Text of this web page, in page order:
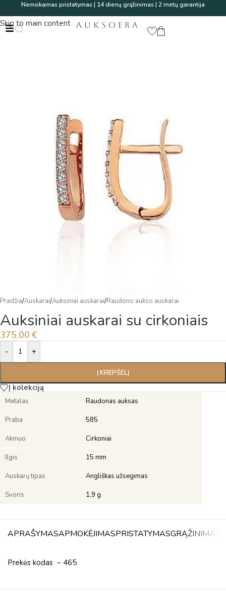
Skip to navigation
Skip to main content
Nemokamas pristatymas | 14 dienų grąžinimas | 2 metų garantija
AUKSOERA
Pradžia/Auskarai/Auksiniai auskarai/Raudono aukso auskarai
Auksiniai auskarai su cirkoniais
375,00 €
- +
Į KREPŠELĮ
Alternative:
Į kolekciją
Metalas Raudonas auksas
Praba 585
Akmuo Cirkoniai
Ilgis 15 mm
Auskarų tipas Angliškas užsegimas
Svoris 1,9 g
APRAŠYMASAPMOKĖJIMASPRISTATYMASGRĄŽINIMAS
Prekės kodas – 465